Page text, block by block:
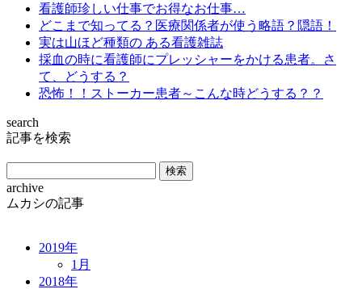
看護師珍しい仕事でお得なお仕事…
どこまで知ってる？医療関係者が使う略語？隠語！
実は山ほど種類の ある看護雑誌
採血の時に看護師にプレッシャーをかける患者。さ
て、どうする？
恐怖！！ストーカー患者～こんな時どうする？？
search
記事を検索
archive
ムカシの記事
2019年
1月
2018年